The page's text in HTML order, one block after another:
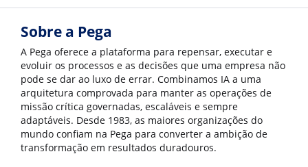
Sobre a Pega
A Pega oferece a plataforma para repensar, executar e
evoluir os processos e as decisões que uma empresa não
pode se dar ao luxo de errar. Combinamos IA a uma
arquitetura comprovada para manter as operações de
missão crítica governadas, escaláveis e sempre
adaptáveis. Desde 1983, as maiores organizações do
mundo confiam na Pega para converter a ambição de
transformação em resultados duradouros.